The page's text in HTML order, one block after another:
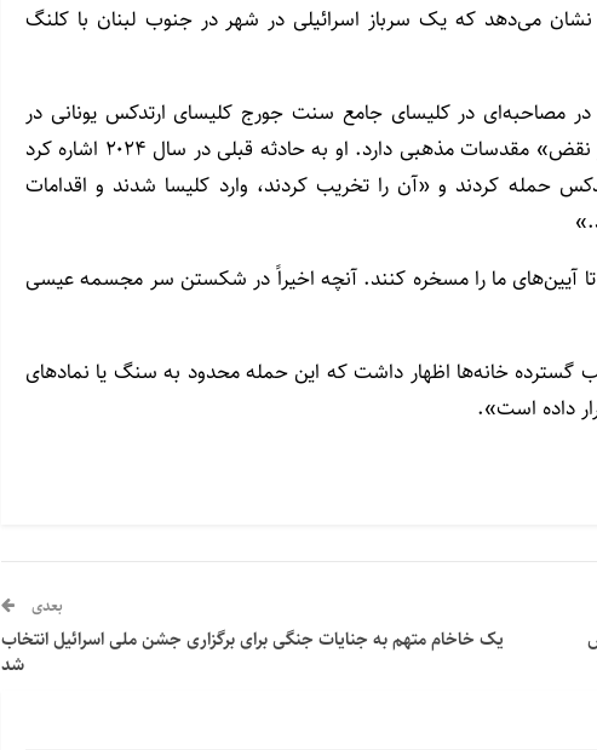
می‌دهد که یک سرباز اسرائیلی در شهر در جنوب لبنان با کلنگ
مصاحبه‌ای در کلیسای جامع سنت جورج کلیسای ارتدکس یونانی در
حاصبیا به آناتولی گفت: ارتش اسرائیل «سابقه طولانی در نقض» مقدسات مذهبی دارد. او به حادثه قبلی در سال ۲۰۲۴ اشاره کرد
حمله کردند و «آن را تخریب کردند، وارد کلیسا شدند و اقدامات
تا آیین‌های ما را مسخره کنند. آنچه اخیراً در شکستن سر مجسمه عیسی
گسترده خانه‌ها اظهار داشت که این حمله محدود به سنگ یا نمادهای
داده است».
بعدی
یک خاخام متهم به جنایات جنگی برای برگزاری جشن ملی اسرائیل انتخاب
شد